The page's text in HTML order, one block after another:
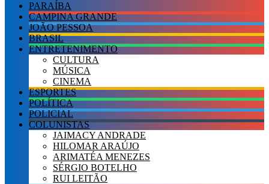
PARAÍBA
CAMPINA GRANDE
JOÃO PESSOA
BRASIL
ENTRETENIMENTO
CULTURA
MÚSICA
CINEMA
ESPORTES
POLÍTICA
POLICIAL
COLUNISTAS
JAIMACY ANDRADE
HILOMAR ARAÚJO
ARIMATÉA MENEZES
SÉRGIO BOTELHO
RUI LEITÃO